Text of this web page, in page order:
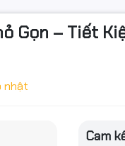
Gọn – Tiết
nhật
Cam